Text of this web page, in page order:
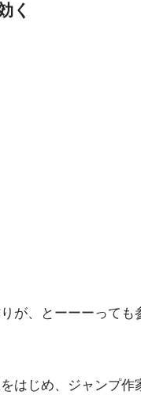
く
が、とーーーっても
はじめ、ジャンプ作